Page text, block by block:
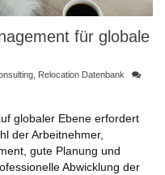
für globale
Relocation Datenbank
globaler Ebene erfordert
der Arbeitnehmer,
gute Planung und
Abwicklung der